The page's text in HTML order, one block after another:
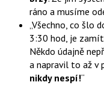
ráno a musíme
Všechno, co šlo
3:30 hod, je
Někdo údajně
a napravil to až v
nikdy nespí!